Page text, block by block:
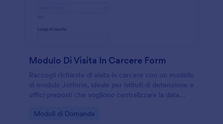
Modulo Di Visita In Carcere Form
Raccogli richieste di visita in carcere con un modello
di modulo Jotform, ideale per istituti di detenzione e
uffici preposti che vogliono centralizzare la data
coerente.
Go to Category:
Moduli di Domanda